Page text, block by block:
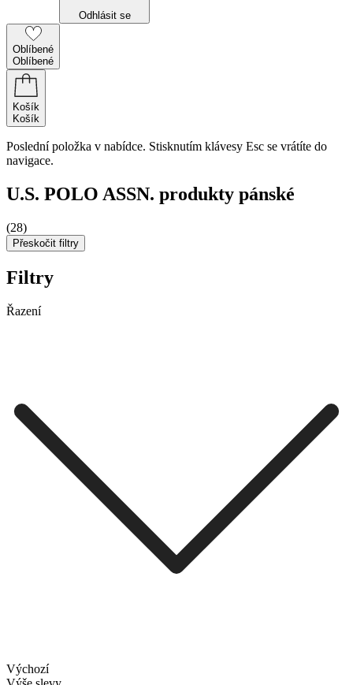
Odhlásit se
Oblíbené
Oblíbené
Košík
Košík
Poslední položka v nabídce. Stisknutím klávesy Esc se vrátíte do
navigace.
U.S. POLO ASSN. produkty pánské
(28)
Přeskočit filtry
Filtry
Řazení
Výchozí